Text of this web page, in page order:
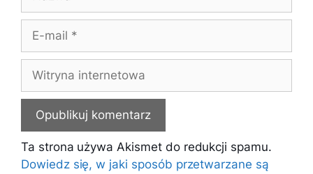
Witryna
internetowa
Ta strona używa Akismet do redukcji spamu.
Dowiedz się, w jaki sposób przetwarzane są